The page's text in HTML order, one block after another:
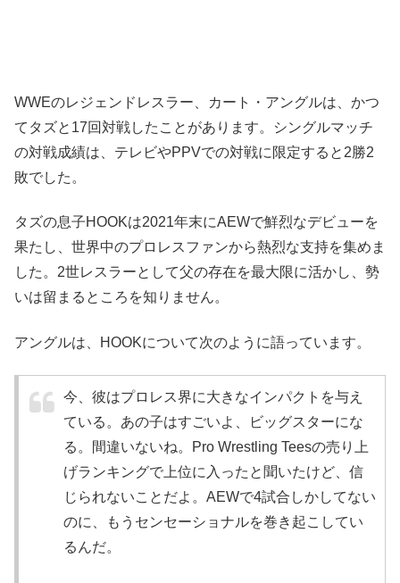
WWEのレジェンドレスラー、カート・アングルは、かつ
てタズと17回対戦したことがあります。シングルマッチ
の対戦成績は、テレビやPPVでの対戦に限定すると2勝2
敗でした。
タズの息子HOOKは2021年末にAEWで鮮烈なデビューを
果たし、世界中のプロレスファンから熱烈な支持を集めま
した。2世レスラーとして父の存在を最大限に活かし、勢
いは留まるところを知りません。
アングルは、HOOKについて次のように語っています。
今、彼はプロレス界に大きなインパクトを与え
ている。あの子はすごいよ、ビッグスターにな
る。間違いないね。Pro Wrestling Teesの売り上
げランキングで上位に入ったと聞いたけど、信
じられないことだよ。AEWで4試合しかしてない
のに、もうセンセーショナルを巻き起こしてい
るんだ。